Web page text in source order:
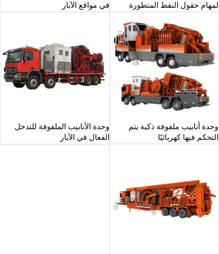
لمهام حقول النفط المتطورة
في مواقع الآبار
وحدة أنابيب ملفوفة ذكية يتم
التحكم فيها كهربائيًا
وحدة الأنابيب الملفوفة للتدخل
الفعال في الآبار